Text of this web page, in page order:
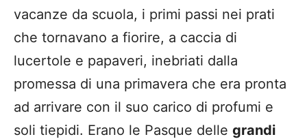
vacanze da scuola, i primi passi nei prati
che tornavano a fiorire, a caccia di
lucertole e papaveri, inebriati dalla
promessa di una primavera che era pronta
ad arrivare con il suo carico di profumi e
soli tiepidi. Erano le Pasque delle grandi